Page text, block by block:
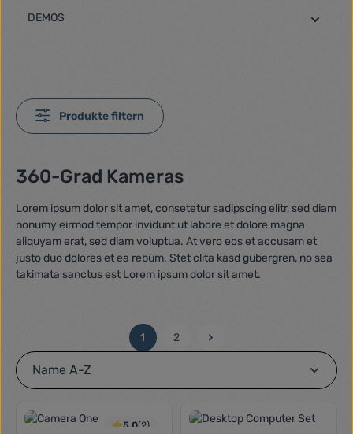
DEMOS
Produkte filtern
360-Grad Kameras
Lorem ipsum dolor sit amet, consetetur sadipscing elitr, sed diam
nonumy eirmod tempor invidunt ut labore et dolore magna
aliquyam erat, sed diam voluptua. At vero eos et accusam et
justo duo dolores et ea rebum. Stet clita kasd gubergren, no sea
takimata sanctus est Lorem ipsum dolor sit amet.
Seite
1
Seite
2
5.0(2)